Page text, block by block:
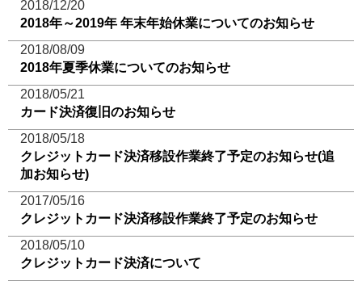
2018/12/20
2018年～2019年 年末年始休業についてのお知らせ
2018/08/09
2018年夏季休業についてのお知らせ
2018/05/21
カード決済復旧のお知らせ
2018/05/18
クレジットカード決済移設作業終了予定のお知らせ(追
加お知らせ)
2017/05/16
クレジットカード決済移設作業終了予定のお知らせ
2018/05/10
クレジットカード決済について